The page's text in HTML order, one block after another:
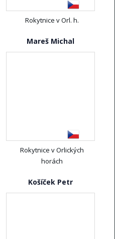
Rokytnice v Orl. h.
Mareš Michal
Rokytnice v Orlických
horách
Košíček Petr